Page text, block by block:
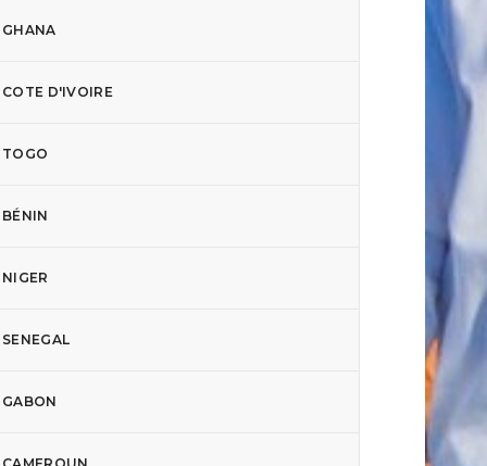
GHANA
COTE D'IVOIRE
TOGO
BÉNIN
NIGER
SENEGAL
GABON